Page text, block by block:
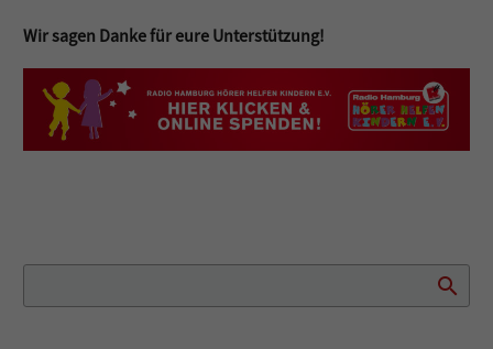
Wir sagen Danke für eure Unterstützung!